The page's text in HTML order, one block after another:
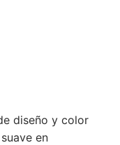
diseño y color
en